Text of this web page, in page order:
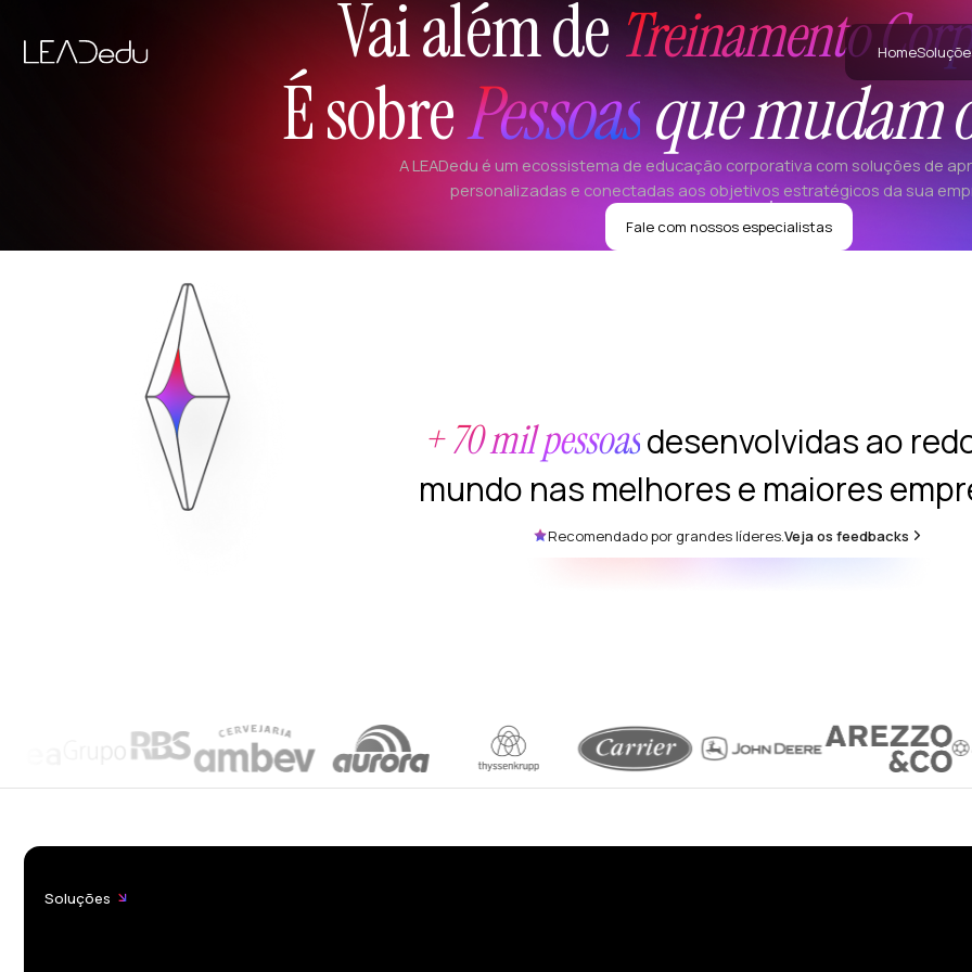
Home
Vai além deTreinamento
É sobrePessoasque mudam
A LEADedu é um ecossistema de educação corporativa com soluções de
personalizadas e conectadas aos objetivos estratégicos da sua
Fale com nossos especialistas
Scrolle paraexplorar
+ 70 mil pessoasdesenvolvidas ao
mundo nas melhores e maiores
Recomendado por grandes líderes.Veja os feedbacks
Soluções